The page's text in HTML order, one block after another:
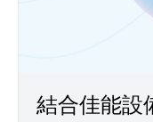
結合佳能設